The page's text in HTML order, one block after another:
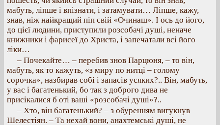
мабуть, ліпше і впізнати, і затамувати… Ліпше, кажу,
знав, ніж найкращий піп свій «Очинаш». І ось до його,
до цієї людини, приступили розсобачі душі, неначе
книжники і фарисеї до Христа, і запечатали всі його
ліки…
– Почекайте… – перебив знов Парцюня, – то він,
мабуть, як то кажуть, «з миру по нитці – голому
сорочка», назбирав собі і запасів усяких?.. Він, мабуть,
у вас і багатенький, бо так з доброго дива не
присікалися б оті ваші «розсобачі душі»?..
– Хто, він багатенький? – з обуренням вигукнув
Шелестіян. – Та нехай вони, анахтемські душі, не